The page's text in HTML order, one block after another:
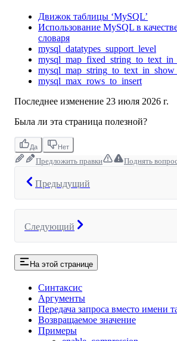
Движок таблицы ‘MySQL’
Использование MySQL в
словаря
mysql_datatypes_support_level
mysql_max_rows_to_insert
Последнее изменение 23 июля 2026 г.
Была ли эта страница полезной?
Да Нет
Предложить правки Поднять
Предыдущий
Следующий
На этой странице
Синтаксис
Аргументы
Передача запроса вместо имени
Возвращаемое значение
Примеры